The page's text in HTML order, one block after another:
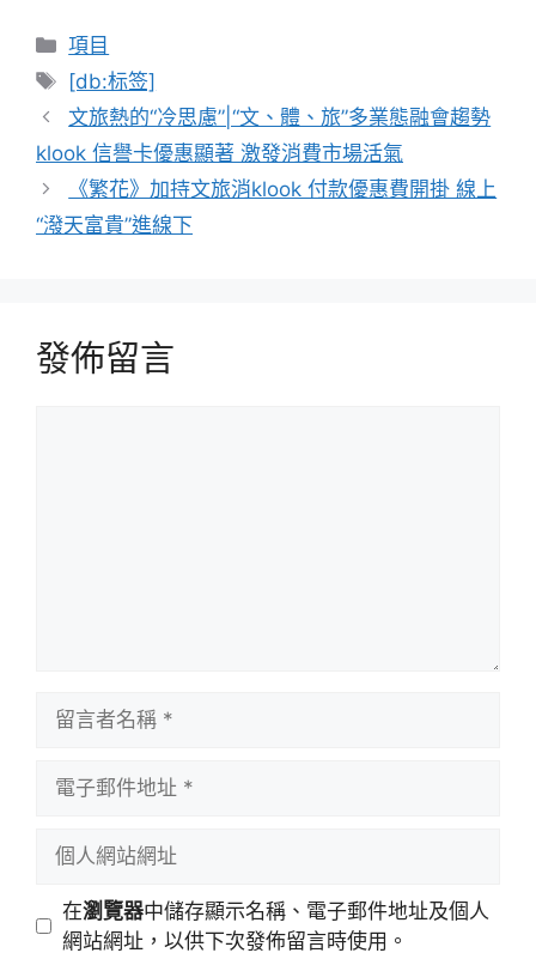
分
類
項目
標
籤
[db:标签]
文旅熱的“冷思慮”|“文、體、旅”多業態融會趨勢
klook 信譽卡優惠顯著 激發消費市場活氣
《繁花》加持文旅消klook 付款優惠費開掛 線上
“潑天富貴”進線下
發佈留言
址
站
在瀏覽器中儲存顯示名稱、電子郵件地址及個人
網站網址，以供下次發佈留言時使用。